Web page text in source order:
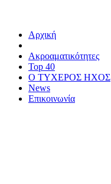
Αρχική
Ακροαματικότητες
Top 40
Ο ΤΥΧΕΡΟΣ ΗΧΟΣ
News
Επικοινωνία